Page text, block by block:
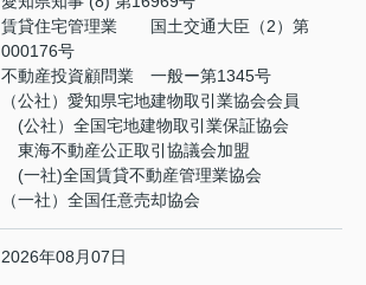
賃貸住宅管理業 国土交通大臣（2）第
000176号
不動産投資顧問業 一般ー第1345号
（公社）愛知県宅地建物取引業協会会員
(公社）全国宅地建物取引業保証協会
東海不動産公正取引協議会加盟
(一社)全国賃貸不動産管理業協会
（一社）全国任意売却協会
2026年08月07日